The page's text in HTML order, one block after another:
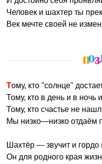
Человек и шахтер ты
Век мечте своей не
Тому, кто "солнце"
Тому, кто в день и в ночь
Тому, кто счастье не
Мы низко—низко отдаём
Шахтёр — звучит и гордо
Он для родного края